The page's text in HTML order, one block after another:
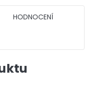
HODNOCENÍ